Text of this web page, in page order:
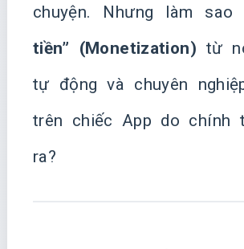
chuyện. Nhưng làm sao
tiền” (Monetization) từ
tự động và chuyên
trên chiếc App do chính
ra?